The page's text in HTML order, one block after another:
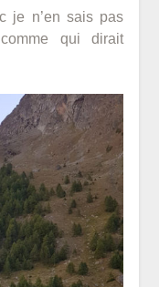
je n’en sais pas
qui dirait